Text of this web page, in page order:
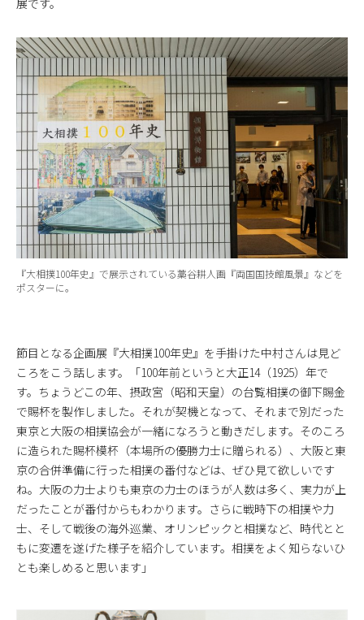
展です。
『大相撲100年史』で展示されている藁谷耕人画『両国国技館風景』などを
ポスターに。
節目となる企画展『大相撲100年史』を手掛けた中村さんは見ど
ころをこう話します。「100年前というと大正14（1925）年で
す。ちょうどこの年、摂政宮（昭和天皇）の台覧相撲の御下賜金
で賜杯を製作しました。それが契機となって、それまで別だった
東京と大阪の相撲協会が一緒になろうと動きだします。そのころ
に造られた賜杯模杯（本場所の優勝力士に贈られる）、大阪と東
京の合併準備に行った相撲の番付などは、ぜひ見て欲しいです
ね。大阪の力士よりも東京の力士のほうが人数は多く、実力が上
だったことが番付からもわかります。さらに戦時下の相撲や力
士、そして戦後の海外巡業、オリンピックと相撲など、時代とと
もに変遷を遂げた様子を紹介しています。相撲をよく知らないひ
とも楽しめると思います」